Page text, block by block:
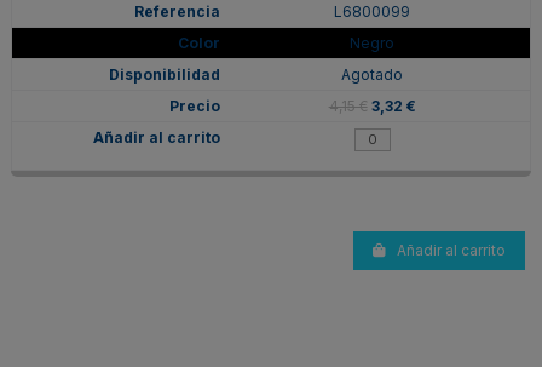
L6800099
Negro
Agotado
4,15 € 3,32 €
Añadir al carrito